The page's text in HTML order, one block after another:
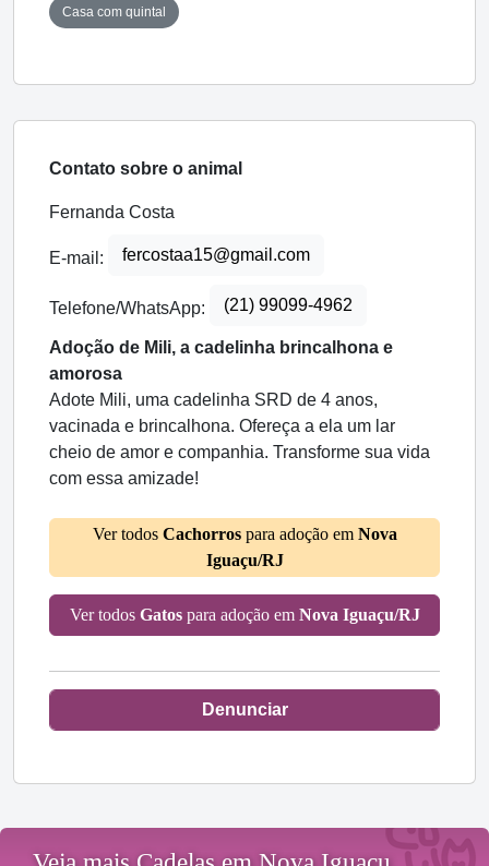
Casa com quintal
Contato sobre o animal
Fernanda Costa
E-mail: fercostaa15@gmail.com
Telefone/WhatsApp: (21) 99099-4962
Adoção de Mili, a cadelinha brincalhona e
amorosa
Adote Mili, uma cadelinha SRD de 4 anos,
vacinada e brincalhona. Ofereça a ela um lar
cheio de amor e companhia. Transforme sua vida
com essa amizade!
Ver todos Cachorrospara adoção em Nova
Iguaçu/RJ
Ver todos Gatospara adoção em Nova Iguaçu/RJ
Denunciar